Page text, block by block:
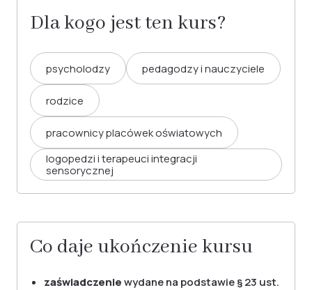
Dla kogo jest ten kurs?
psycholodzy pedagodzy i nauczyciele
rodzice
pracownicy placówek oświatowych
logopedzi i terapeuci integracji
sensorycznej
Co daje ukończenie kursu
zaświadczeniewydane na podstawie § 23 ust.